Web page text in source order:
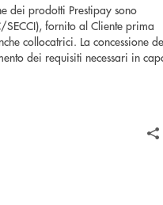
dei prodotti Prestipay sono
SECCI), fornito al Cliente prima
collocatrici. La concessione
dei requisiti necessari in